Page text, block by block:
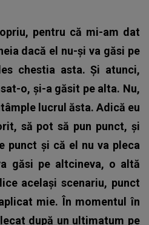
pentru că mi-am dat
dacă el nu-și va găsi pe
chestia asta.Și atunci,
o, și-a găsit pe alta. Nu,
lucrul ăsta. Adică eu
să pot să pun punct, și
punct și că el nu va pleca
găsi pe altcineva, o altă
același scenariu, punct
mie. În momentul în
după un ultimatum pe